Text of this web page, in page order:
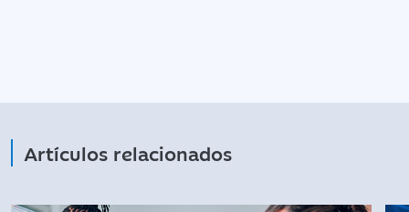
Artículos relacionados